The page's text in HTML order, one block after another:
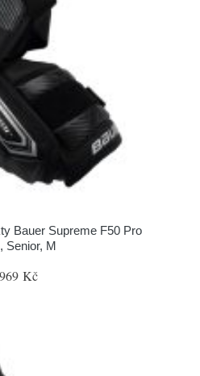
Bauer Supreme F50 Pro
Senior, M
Kč